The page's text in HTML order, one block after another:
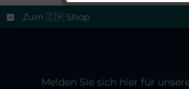
Zum 🇨🇭 Shop
Melden Sie sich hier für